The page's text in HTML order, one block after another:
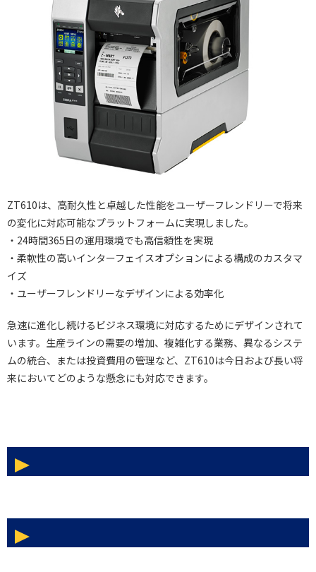
ZT610は、高耐久性と卓越した性能をユーザーフレンドリーで将来
の変化に対応可能なプラットフォームに実現しました。
・24時間365日の運用環境でも高信頼性を実現
・柔軟性の高いインターフェイスオプションによる構成のカスタマ
イズ
・ユーザーフレンドリーなデザインによる効率化
急速に進化し続けるビジネス環境に対応するためにデザインされて
います。生産ラインの需要の増加、複雑化する業務、異なるシステ
ムの統合、または投資費用の管理など、ZT610は今日および長い将
来においてどのような懸念にも対応できます。